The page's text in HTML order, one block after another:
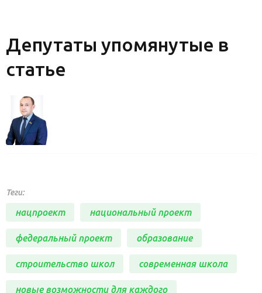
Депутаты упомянутые в
статье
Теги:
нацпроект национальный проект
федеральный проект образование
строительство школ современная школа
новые возможности для каждого